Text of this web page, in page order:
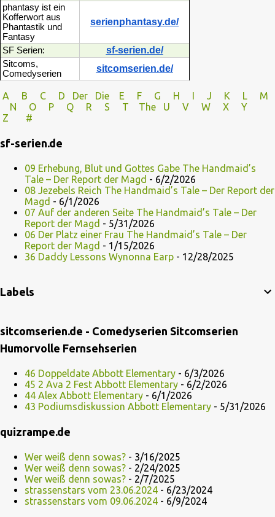
phantasy ist ein
Kofferwort aus
Phantastik und
Fantasy
serienphantasy.de/
SF Serien: sf-serien.de/
Sitcoms,
Comedyserien
sitcomserien.de/
A B C D Der Die E F G H I J K L
M
N
O P Q R S T The U V
W X Y
Z
#
sf-serien.de
09 Erhebung, Blut und Gottes Gabe The Handmaid’s
Tale – Der Report der Magd - 6/2/2026
08 Jezebels Reich The Handmaid’s Tale – Der Report der
Magd - 6/1/2026
07 Auf der anderen Seite The Handmaid’s Tale – Der
Report der Magd - 5/31/2026
06 Der Platz einer Frau The Handmaid’s Tale – Der
Report der Magd - 1/15/2026
36 Daddy Lessons Wynonna Earp - 12/28/2025
Labels
sitcomserien.de - Comedyserien Sitcomserien
Humorvolle Fernsehserien
46 Doppeldate Abbott Elementary - 6/3/2026
45 2 Ava 2 Fest Abbott Elementary - 6/2/2026
44 Alex Abbott Elementary - 6/1/2026
43 Podiumsdiskussion Abbott Elementary - 5/31/2026
quizrampe.de
Wer weiß denn sowas? - 3/16/2025
Wer weiß denn sowas? - 2/24/2025
Wer weiß denn sowas? - 2/7/2025
strassenstars vom 23.06.2024 - 6/23/2024
strassenstars vom 09.06.2024 - 6/9/2024